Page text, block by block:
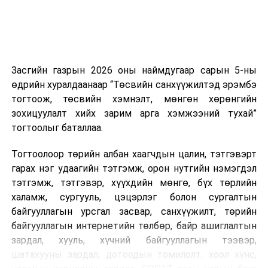
Шинэ хууль Францын зах зээлд үйлчилдэг гадаадын
дуудлагын төвүүдэд нөлөөлөхөөр байна. Тухайлбал,
Мароккогийн дуудлагын төвүүдийн орлогын 80 гаруй
хувь Францын зах зээлээс бүрддэг бөгөөд тус улсын
40–50 мянган ажлын байр эрсдэлд орж болзошгүйг
Засгийн газрын 2026 оны наймдугаар сарын 5-ны
өдрийн хуралдаанаар “Төсвийн санхүүжилтэд эрэмбэ
тогтоож, төсвийн хэмнэлт, мөнгөн хөрөнгийн
зохицуулалт хийх зарим арга хэмжээний тухай”
тогтоолыг баталлаа.
Тогтоолоор төрийн албан хаагчдын цалин, тэтгэвэрт
гарах нэг удаагийн тэтгэмж, орон нутгийн нэмэгдэл
тэтгэмж, тэтгэвэр, хүүхдийн мөнгө, бүх төрлийн
халамж, сургууль, цэцэрлэг болон сургалтын
байгууллагын урсгал засвар, санхүүжилт, төрийн
байгууллагын интернетийн төлбөр, байр ашиглалтын
зардал, хууль, хүчний байгууллагын тээвэр,